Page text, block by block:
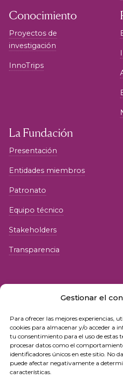
Gestionar el
Para ofrecer las mejores experiencias,
cookies para almacenar y/o acceder a
tu consentimiento para el uso de estas
procesar datos como el
identificadores únicos en este sitio. No
puede afectar negativamente a
características.
Conocimiento
Proyectos de
investigación
InnoTrips
La Fundación
Presentación
Entidades miembros
Patronato
Equipo técnico
Stakeholders
Transparencia
© 2026 Fundació iSocial
Política de privacidad
Condiciones de uso